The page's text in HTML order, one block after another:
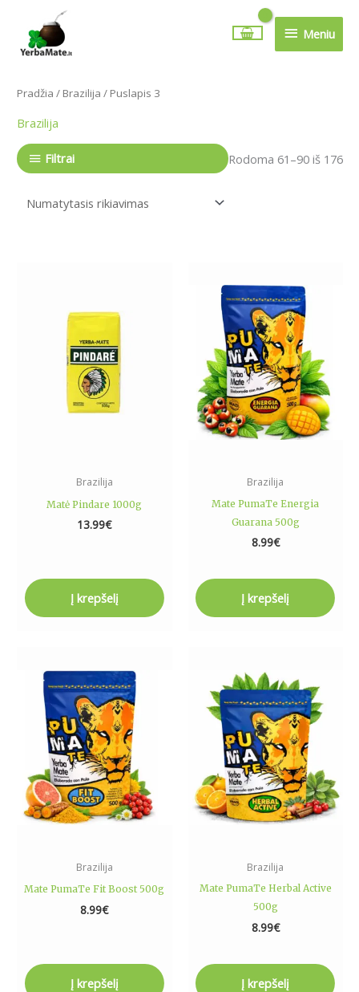
turinio
Meniu
Meniu
Pradžia / Brazilija / Puslapis 3
Brazilija
Filtrai Rodoma 61–90 iš 176
Brazilija
Matė Pindare 1000g
13.99€
Į krepšelį
Brazilija
Mate PumaTe Energia
Guarana 500g
8.99€
Į krepšelį
Brazilija
Mate PumaTe Fit Boost 500g
8.99€
Į krepšelį
Brazilija
Mate PumaTe Herbal Active
500g
8.99€
Į krepšelį